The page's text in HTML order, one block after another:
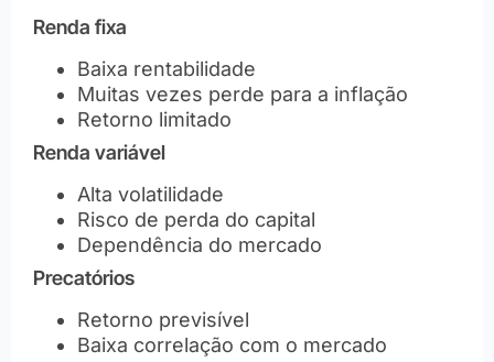
Renda fixa
Baixa rentabilidade
Muitas vezes perde para a inflação
Retorno limitado
Renda variável
Alta volatilidade
Risco de perda do capital
Dependência do mercado
Precatórios
Retorno previsível
Baixa correlação com o mercado